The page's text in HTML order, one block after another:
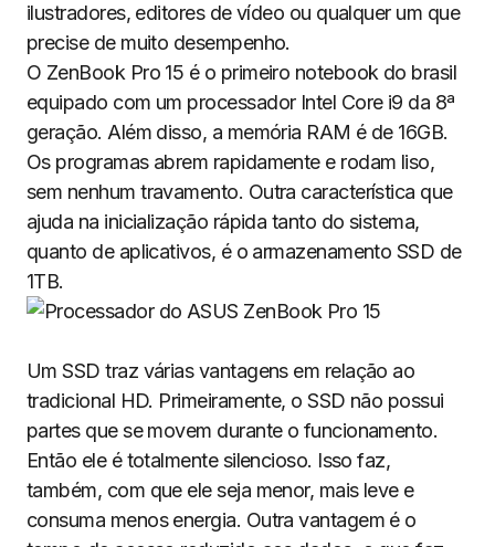
ilustradores, editores de vídeo ou qualquer um que
precise de muito desempenho.
O ZenBook Pro 15 é o primeiro notebook do brasil
equipado com um processador Intel Core i9 da 8ª
geração. Além disso, a memória RAM é de 16GB.
Os programas abrem rapidamente e rodam liso,
sem nenhum travamento. Outra característica que
ajuda na inicialização rápida tanto do sistema,
quanto de aplicativos, é o armazenamento SSD de
1TB.
Um SSD traz várias vantagens em relação ao
tradicional HD. Primeiramente, o SSD não possui
partes que se movem durante o funcionamento.
Então ele é totalmente silencioso. Isso faz,
também, com que ele seja menor, mais leve e
consuma menos energia. Outra vantagem é o